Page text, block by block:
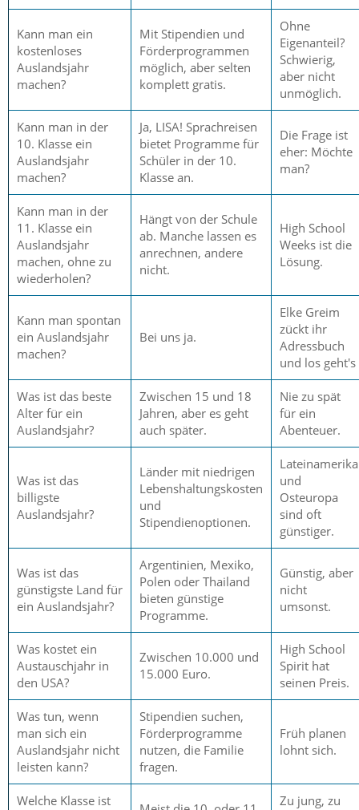
Kann man ein
kostenloses
Auslandsjahr
machen?
Mit Stipendien und
Förderprogrammen
möglich, aber selten
komplett gratis.
Ohne
Eigenanteil?
Schwierig,
aber nicht
unmöglich.
Kann man in der
10. Klasse ein
Auslandsjahr
machen?
Ja, LISA! Sprachreisen
bietet Programme für
Schüler in der 10.
Klasse an.
Die Frage ist
eher: Möchte
man?
Kann man in der
11. Klasse ein
Auslandsjahr
machen, ohne zu
wiederholen?
Hängt von der Schule
ab. Manche lassen es
anrechnen, andere
nicht.
High School
Weeks ist die
Lösung.
Kann man spontan
ein Auslandsjahr
machen?
Bei uns ja.
Elke Greim
zückt ihr
Adressbuch
und los geht's
Was ist das beste
Alter für ein
Auslandsjahr?
Zwischen 15 und 18
Jahren, aber es geht
auch später.
Nie zu spät
für ein
Abenteuer.
Was ist das
billigste
Auslandsjahr?
Länder mit niedrigen
Lebenshaltungskosten
und
Stipendienoptionen.
Lateinamerika
und
Osteuropa
sind oft
günstiger.
Was ist das
günstigste Land für
ein Auslandsjahr?
Argentinien, Mexiko,
Polen oder Thailand
bieten günstige
Programme.
Günstig, aber
nicht
umsonst.
Was kostet ein
Austauschjahr in
den USA?
Zwischen 10.000 und
15.000 Euro.
High School
Spirit hat
seinen Preis.
Was tun, wenn
man sich ein
Auslandsjahr nicht
leisten kann?
Stipendien suchen,
Förderprogramme
nutzen, die Familie
fragen.
Früh planen
lohnt sich.
Welche Klasse ist
Zu jung, zu